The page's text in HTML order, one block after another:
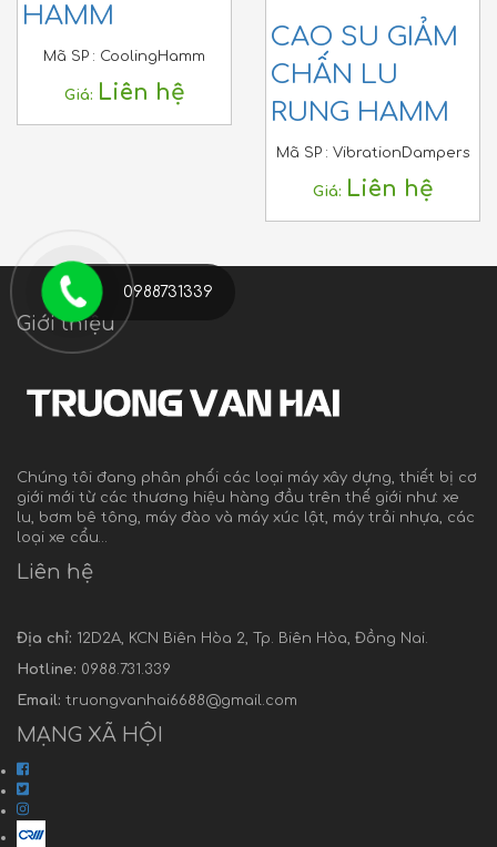
HAMM
Mã SP : CoolingHamm
Giá: Liên hệ
CAO SU GIẢM
CHẤN LU
RUNG HAMM
Mã SP : VibrationDampers
Giá: Liên hệ
Giới thiệu
Chúng tôi đang phân phối các loại máy xây dựng, thiết bị cơ
giới mới từ các thương hiệu hàng đầu trên thế giới như: xe
lu, bơm bê tông, máy đào và máy xúc lật, máy trải nhựa, các
loại xe cẩu…
Liên hệ
Địa chỉ: 12D2A, KCN Biên Hòa 2, Tp. Biên Hòa, Đồng Nai.
Hotline: 0988.731.339
Email: truongvanhai6688@gmail.com
MẠNG XÃ HỘI
0988731339